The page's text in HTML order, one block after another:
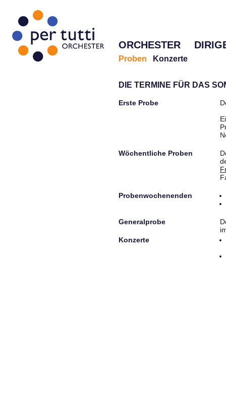
ORCHESTER
Proben Konzerte
DIE TERMINE FÜR DAS
Erste Probe
Wöchentliche Proben
Probenwochenenden
Generalprobe
Konzerte